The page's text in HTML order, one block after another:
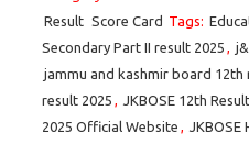
Result Score Card Tags:
Secondary Part II result 2025 ,
jammu and kashmir board 12th
result 2025 , JKBOSE 12th
2025 Official Website , JKBOSE